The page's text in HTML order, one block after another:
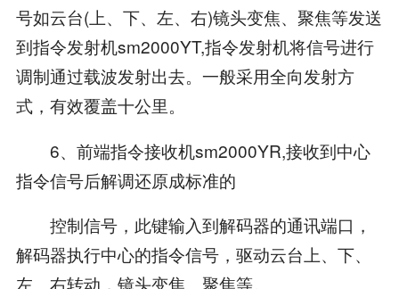
号如云台(上、下、左、右)镜头变焦、聚焦等发送
到指令发射机sm2000YT,指令发射机将信号进行
调制通过载波发射出去。一般采用全向发射方
式，有效覆盖十公里。
6、前端指令接收机sm2000YR,接收到中心
指令信号后解调还原成标准的
控制信号，此键输入到解码器的通讯端口，
解码器执行中心的指令信号，驱动云台上、下、
左、右转动，镜头变焦、聚焦等。